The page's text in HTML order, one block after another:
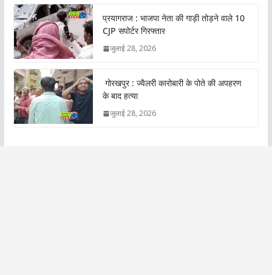
प्रयागराज : भाजपा नेता की गाड़ी तोड़ने वाले 10
CJP सपोर्टर गिरफ्तार
जुलाई 28, 2026
गोरखपुर : ज्वैलरी कारोबारी के पोते की अपहरण
के बाद हत्या
जुलाई 28, 2026